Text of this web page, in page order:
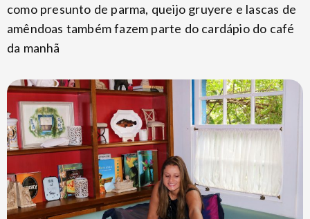
como presunto de parma, queijo gruyere e lascas de
amêndoas também fazem parte do cardápio do café
da manhã